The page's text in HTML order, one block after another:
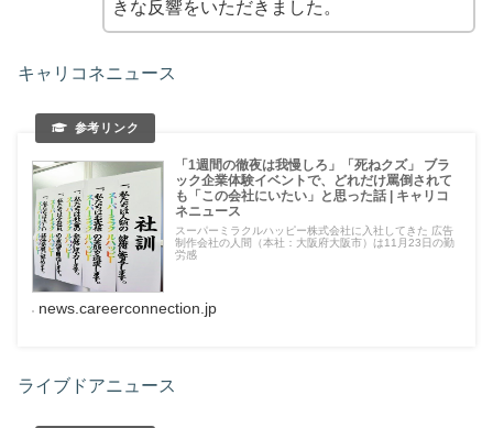
きな反響をいただきました。
キャリコネニュース
「1週間の徹夜は我慢しろ」「死ねクズ」 ブラ
ック企業体験イベントで、どれだけ罵倒されて
も「この会社にいたい」と思った話 | キャリコ
ネニュース
スーパーミラクルハッピー株式会社に入社してきた 広告
制作会社の人間（本社：大阪府大阪市）は11月23日の勤
労感
news.careerconnection.jp
ライブドアニュース